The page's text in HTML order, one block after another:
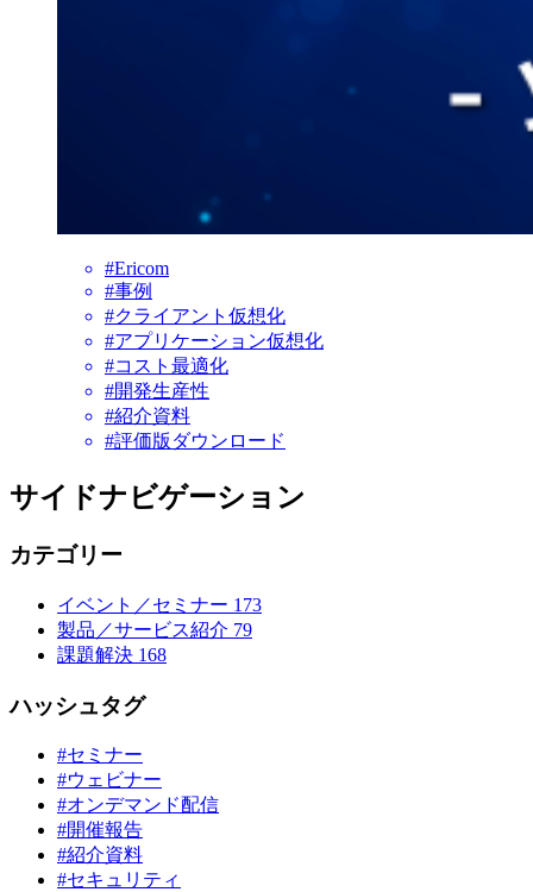
#Ericom
#事例
#クライアント仮想化
#アプリケーション仮想化
#コスト最適化
#開発生産性
#紹介資料
#評価版ダウンロード
サイドナビゲーション
カテゴリー
イベント／セミナー 173
製品／サービス紹介 79
課題解決 168
ハッシュタグ
#セミナー
#ウェビナー
#オンデマンド配信
#開催報告
#紹介資料
#セキュリティ